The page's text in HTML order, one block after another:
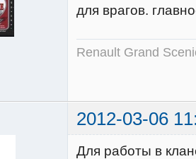
для врагов.
Renault Grand
2012-03-06
Для работы в